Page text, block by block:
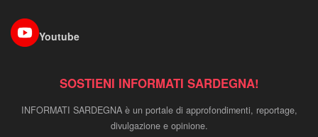
Youtube
SOSTIENI INFORMATI SARDEGNA!
INFORMATI SARDEGNA è un portale di approfondimenti, reportage,
divulgazione e opinione.